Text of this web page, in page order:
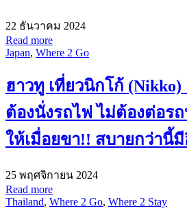
22 ธันวาคม 2024
Read more
Japan, Where 2 Go
ฮาวทู เที่ยวนิกโก้
ต้องนั่งรถไฟ ไม่ต้องต่อร
ให้เมื่อยขา!! สบายกว่านี้
25 พฤศจิกายน 2024
Read more
Thailand, Where 2 Go, Where 2 Stay